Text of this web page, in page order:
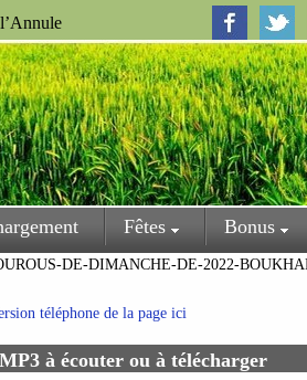
Fêtes Bonus
DE-DIMANCHE-DE-2022-
téléphone de la page ici
à écouter ou à télécharger